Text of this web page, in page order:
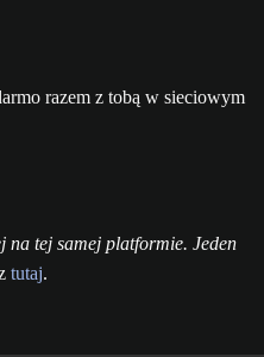
razem z tobą w sieciowym
tej samej platformie. Jeden
tutaj.